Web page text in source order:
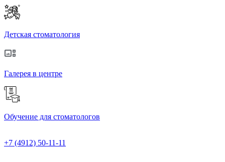
Перейти
к
Детская стоматология
Галерея в центре
Обучение для стоматологов
+7 (4912) 50-11-11